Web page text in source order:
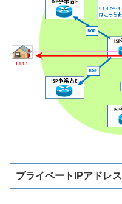
プライベートIPアドレス